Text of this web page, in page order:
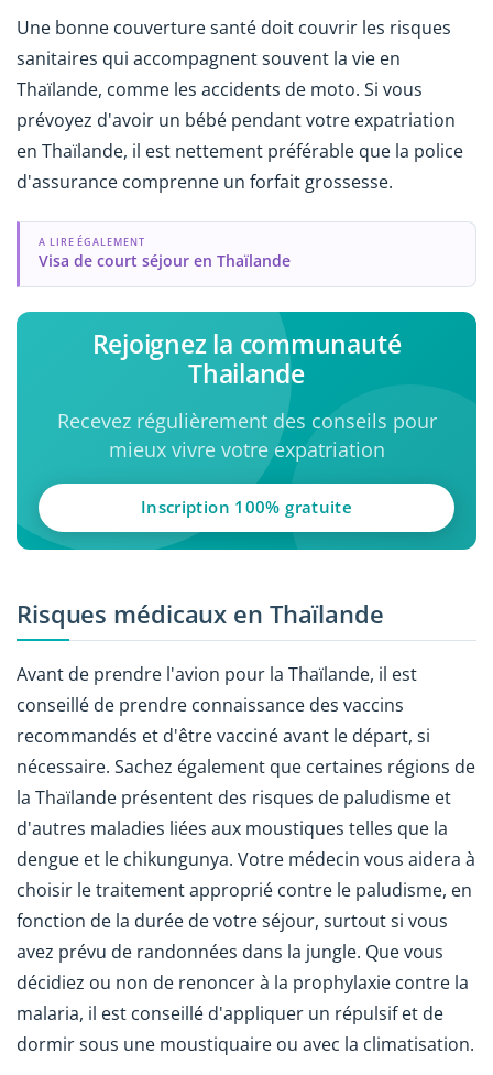
Une bonne couverture santé doit couvrir les risques
sanitaires qui accompagnent souvent la vie en
Thaïlande, comme les accidents de moto. Si vous
prévoyez d'avoir un bébé pendant votre expatriation
en Thaïlande, il est nettement préférable que la police
d'assurance comprenne un forfait grossesse.
A LIRE ÉGALEMENT
Visa de court séjour en Thaïlande
Rejoignez la communauté
Thailande
Recevez régulièrement des conseils pour
mieux vivre votre expatriation
Inscription 100% gratuite
Risques médicaux en Thaïlande
Avant de prendre l'avion pour la Thaïlande, il est
conseillé de prendre connaissance des vaccins
recommandés et d'être vacciné avant le départ, si
nécessaire. Sachez également que certaines régions de
la Thaïlande présentent des risques de paludisme et
d'autres maladies liées aux moustiques telles que la
dengue et le chikungunya. Votre médecin vous aidera à
choisir le traitement approprié contre le paludisme, en
fonction de la durée de votre séjour, surtout si vous
avez prévu de randonnées dans la jungle. Que vous
décidiez ou non de renoncer à la prophylaxie contre la
malaria, il est conseillé d'appliquer un répulsif et de
dormir sous une moustiquaire ou avec la climatisation.